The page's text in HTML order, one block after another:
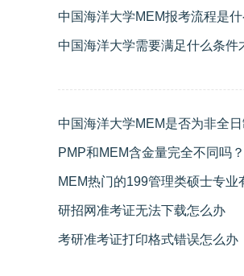
中国海洋大学MEM报考流程是什
中国海洋大学需要满足什么条件
中国海洋大学MEM是否为非全日
PMP和MEM含金量完全不同吗？
MEM热门的199管理类硕士专业
研招网准考证无法下载怎么办
考研准考证打印格式错误怎么办